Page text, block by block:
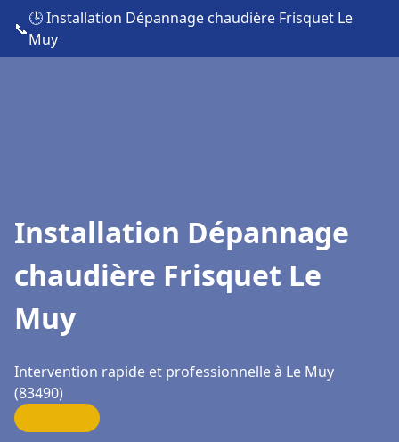
📞
🕒 Installation Dépannage chaudière Frisquet Le
Muy
Installation Dépannage
chaudière Frisquet Le
Muy
Intervention rapide et professionnelle à Le Muy
(83490)